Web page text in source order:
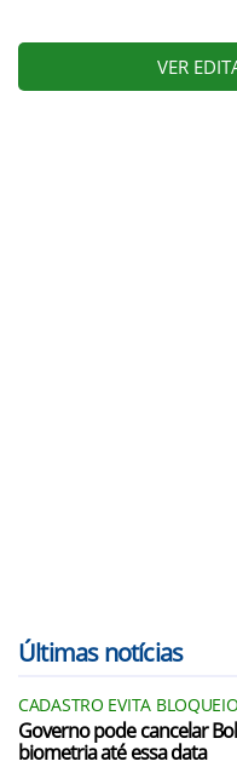
VER
Últimas notícias
CADASTRO EVITA
Governo pode cancelar
biometria até essa data